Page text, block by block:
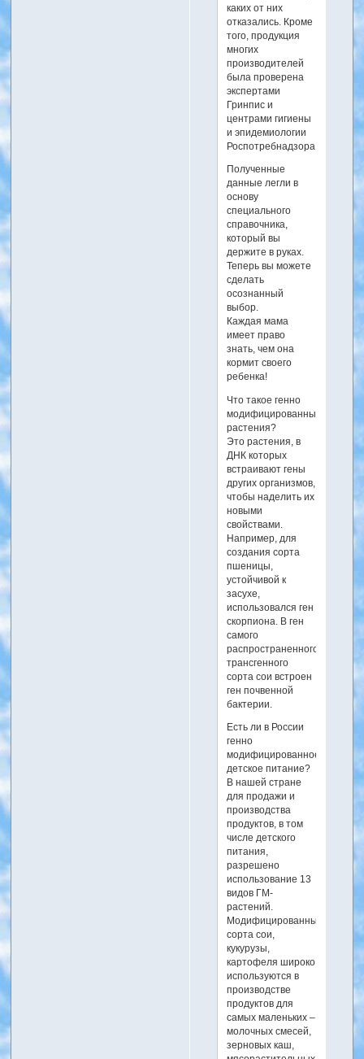
каких от них
отказались. Кроме
того, продукция
многих
производителей
была проверена
экспертами
Гринпис и
центрами гигиены
и эпидемиологии
Роспотребнадзора.
Полученные
данные легли в
основу
специального
справочника,
который вы
держите в руках.
Теперь вы можете
сделать
осознанный
выбор.
Каждая мама
имеет право
знать, чем она
кормит своего
ребенка!
Что такое генно
модифицированные
растения?
Это растения, в
ДНК которых
встраивают гены
других организмов,
чтобы наделить их
новыми
свойствами.
Например, для
создания сорта
пшеницы,
устойчивой к
засухе,
использовался ген
скорпиона. В ген
самого
распространенного
трансгенного
сорта сои встроен
ген почвенной
бактерии.
Есть ли в России
генно
модифицированное
детское питание?
В нашей стране
для продажи и
производства
продуктов, в том
числе детского
питания,
разрешено
использование 13
видов ГМ-
растений.
Модифицированные
сорта сои,
кукурузы,
картофеля широко
используются в
производстве
продуктов для
самых маленьких –
молочных смесей,
зерновых каш,